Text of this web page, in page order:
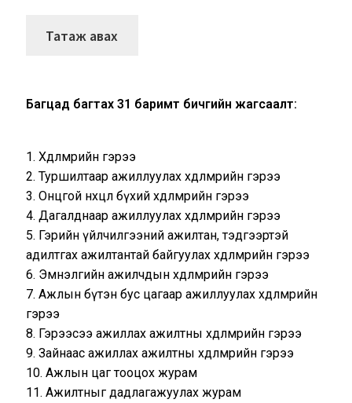
Багцад багтах 31 баримт бичгийн жагсаалт:
1. Хөдөлмөрийн гэрээ
2. Туршилтаар ажиллуулах хөдөлмөрийн гэрээ
3. Онцгой нөхцөл бүхий хөдөлмөрийн гэрээ
4. Дагалднаар ажиллуулах хөдөлмөрийн гэрээ
5. Гэрийн үйлчилгээний ажилтан, тэдгээртэй
адилтгах ажилтантай байгуулах хөдөлмөрийн гэрээ
6. Эмнэлгийн ажилчдын хөдөлмөрийн гэрээ
7. Ажлын бүтэн бус цагаар ажиллуулах хөдөлмөрийн
гэрээ
8. Гэрээсээ ажиллах ажилтны хөдөлмөрийн гэрээ
9. Зайнаас ажиллах ажилтны хөдөлмөрийн гэрээ
10. Ажлын цаг тооцох журам
11. Ажилтныг дадлагажуулах журам